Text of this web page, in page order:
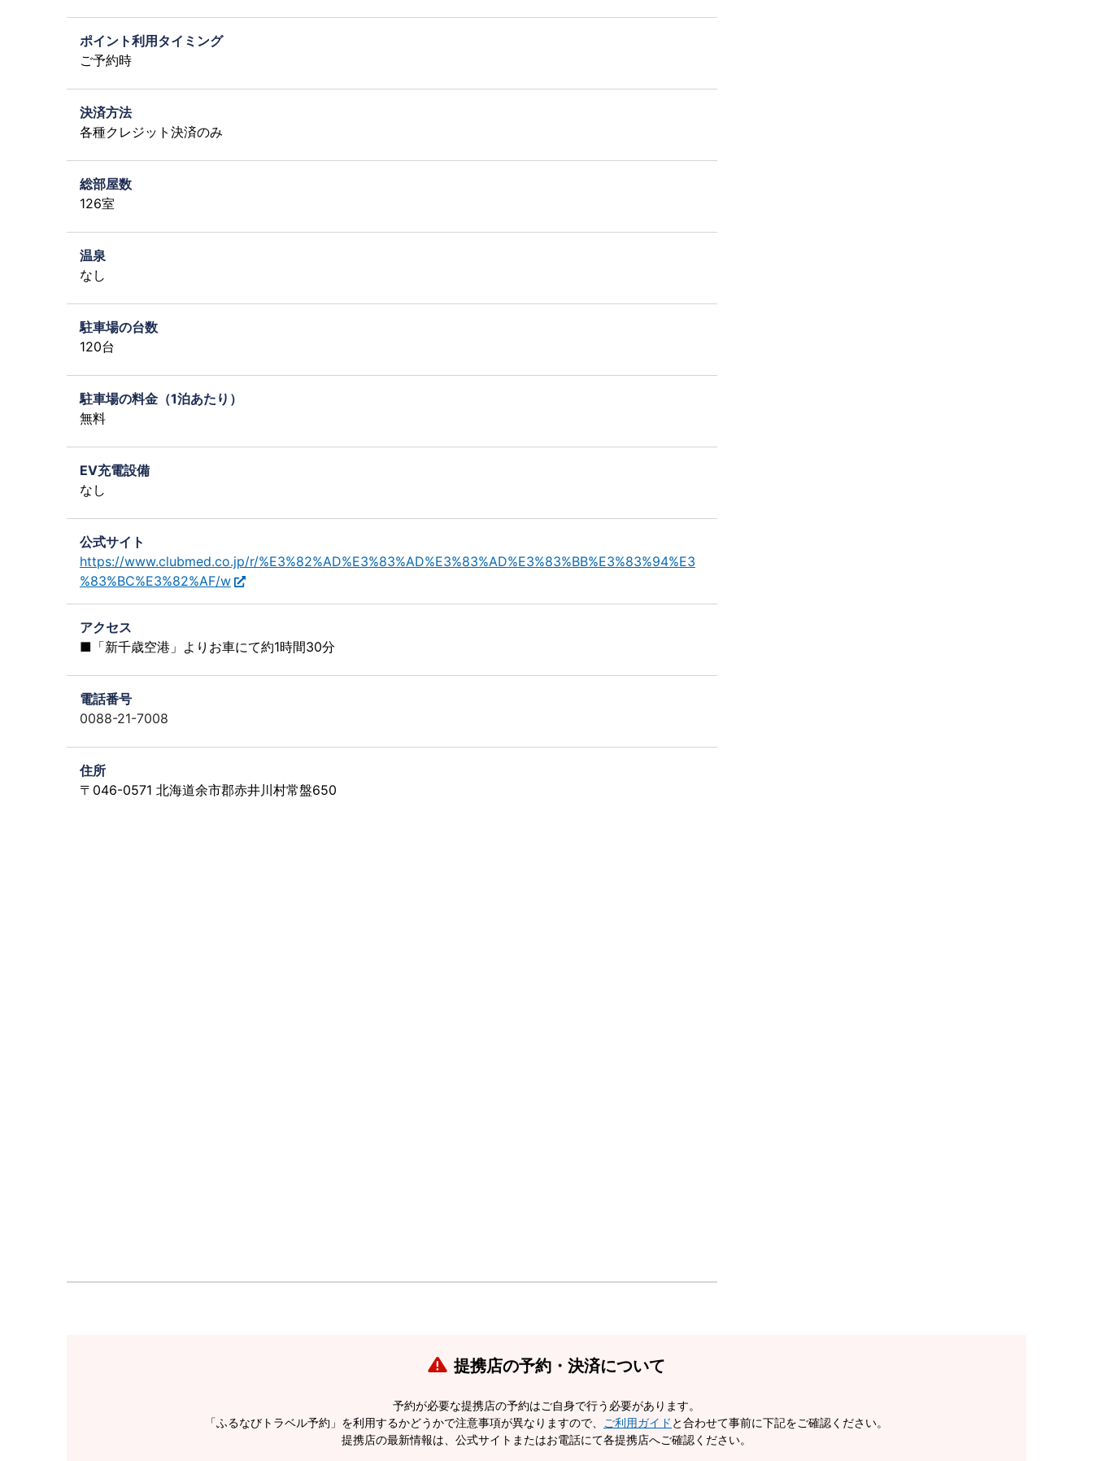
ポイント利用タイミング
ご予約時
決済方法
各種クレジット決済のみ
総部屋数
126室
温泉
なし
駐車場の台数
120台
駐車場の料金（1泊あたり）
無料
EV充電設備
なし
公式サイト
https://www.clubmed.co.jp/r/%E3%82%AD%E3%83%AD%E3%83%AD%E3%83%BB%E3%83%94%E3
%83%BC%E3%82%AF/w
アクセス
■「新千歳空港」よりお車にて約1時間30分
電話番号
0088-21-7008
住所
〒046-0571 北海道余市郡赤井川村常盤650
提携店の予約・決済について
予約が必要な提携店の予約はご自身で行う必要があります。
「ふるなびトラベル予約」を利用するかどうかで注意事項が異なりますので、
ご利用ガイド と合わせて事前に下記をご確認ください。
提携店の最新情報は、公式サイトまたはお電話にて各提携店へご確認ください。